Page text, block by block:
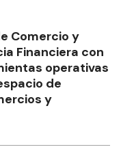
Comercio y
Financiera con
operativas
de
y